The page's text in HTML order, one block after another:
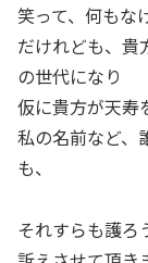
笑って、何もな
だけれども、貴
の世代になり
仮に貴方が天寿
私の名前など、
も、
それすらも護ろ